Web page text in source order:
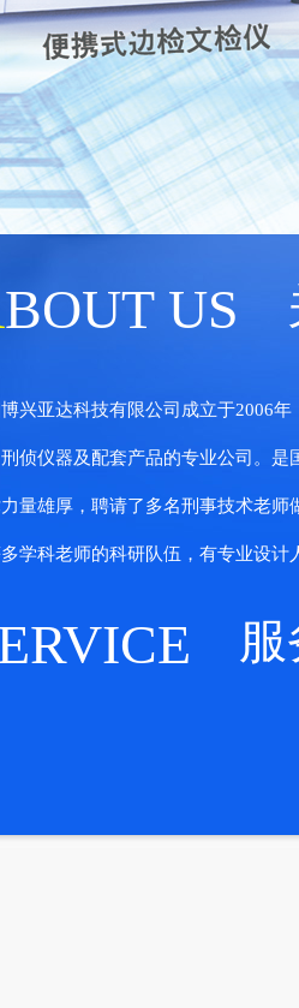
BOUT US
兴亚达科技有限公司成立于2006
侦仪器及配套产品的专业公司。
量雄厚，聘请了多名刑事技术老
学科老师的科研队伍，有专业设计